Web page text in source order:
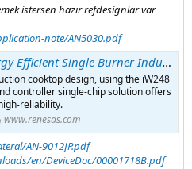
istersen hazır refdesignlar var
note/AN5030.pdf
Single Burner Induction Cooktop Reference Design
cooktop design, using the iW248
controller single-chip solution offers
reliability.
www.renesas.com
AN-9012JP.pdf
en/DeviceDoc/00001718B.pdf